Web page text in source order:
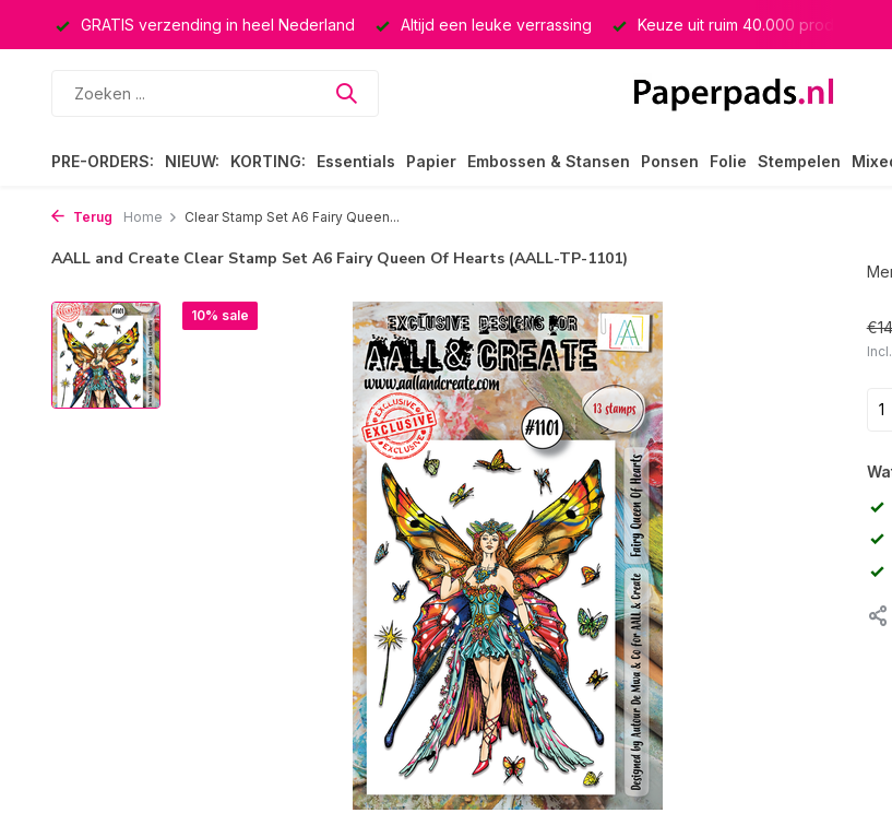
GRATIS verzending in heel Nederland Altijd een leuke verrassing Keuze uit ruim 40.000 producten
PRE-ORDERS: NIEUW: KORTING: Essentials Papier Embossen & Stansen Ponsen Folie Stempelen
Terug Home Clear Stamp Set A6 Fairy Queen...
AALL and Create Clear Stamp Set A6 Fairy Queen Of Hearts (AALL-TP-1101)
10% sale